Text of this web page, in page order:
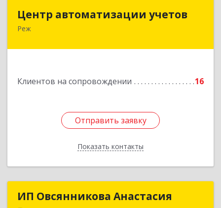
Центр автоматизации учетов
Реж
Клиентов на сопровождении 16
Отправить заявку
Показать контакты
623750, Свердловская обл, Режевской р-н, Реж
Отправить заявку
Назад
ИП Овсянникова Анастасия
ИП Овсянникова Анастасия